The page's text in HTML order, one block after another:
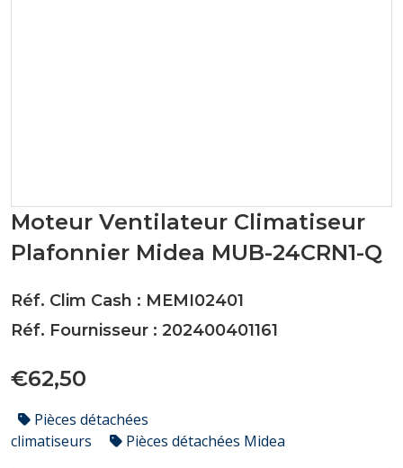
Moteur Ventilateur Climatiseur
Plafonnier Midea MUB-24CRN1-Q
Réf. Clim Cash : MEMI02401
Réf. Fournisseur : 202400401161
€62,50
Pièces détachées
climatiseurs
Pièces détachées Midea